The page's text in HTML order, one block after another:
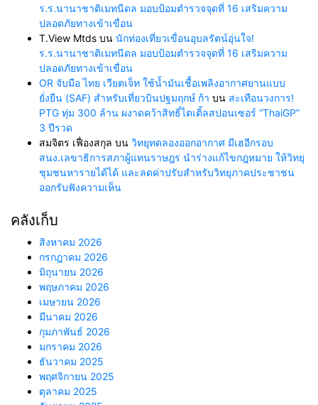
ร.ร.นานาชาติเมทนีดล มอบป้อมตำรวจจุดที่ 16 เสริมความ
ปลอดภัยทางเข้าเขื่อน
T.View Mtds บน นักท่องเที่ยวเขื่อนอุบลรัตน์อุ่นใจ!
ร.ร.นานาชาติเมทนีดล มอบป้อมตำรวจจุดที่ 16 เสริมความ
ปลอดภัยทางเข้าเขื่อน
OR จับมือ ไทย เวียตเจ็ท ใช้น้ำมันเชื้อเพลิงอากาศยานแบบ
ยั่งยืน (SAF) สำหรับเที่ยวบินปฐมฤกษ์ ก้า บน สะเทือนวงการ!
PTG ทุ่ม 300 ล้าน ผงาดคว้าสิทธิ์ไตเติ้ลสปอนเซอร์ “ThaiGP”
3 ปีรวด
สมจิตร เฟื่องสกุล บน วิทยุทดลองออกอากาศ มีเฮอีกรอบ
สนง.เลขาธิการสภาผู้แทนราษฎร นำร่างแก้ไขกฎหมาย ให้วิทยุ
ชุมชนหารายได้ได้ และลดค่าปรับสำหรับวิทยุภาคประชาชน
ออกรับฟังความเห็น
คลังเก็บ
สิงหาคม 2026
กรกฎาคม 2026
มิถุนายน 2026
พฤษภาคม 2026
เมษายน 2026
มีนาคม 2026
กุมภาพันธ์ 2026
มกราคม 2026
ธันวาคม 2025
พฤศจิกายน 2025
ตุลาคม 2025